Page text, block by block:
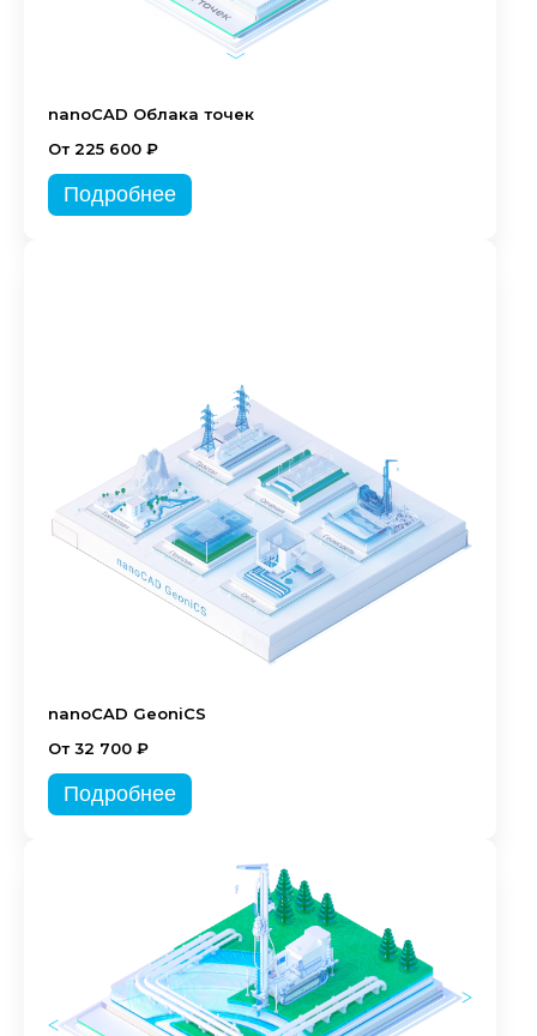
nanoCAD Облака точек
От 225 600 ₽
Подробнее
nanoCAD GeoniCS
От 32 700 ₽
Подробнее